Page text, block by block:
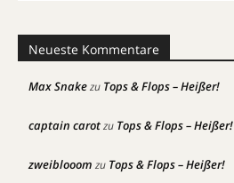
Neueste Kommentare
Max Snakezu Tops & Flops – Heißer!
captain carotzu Tops & Flops – Heißer!
zweiblooom zu Tops & Flops – Heißer!